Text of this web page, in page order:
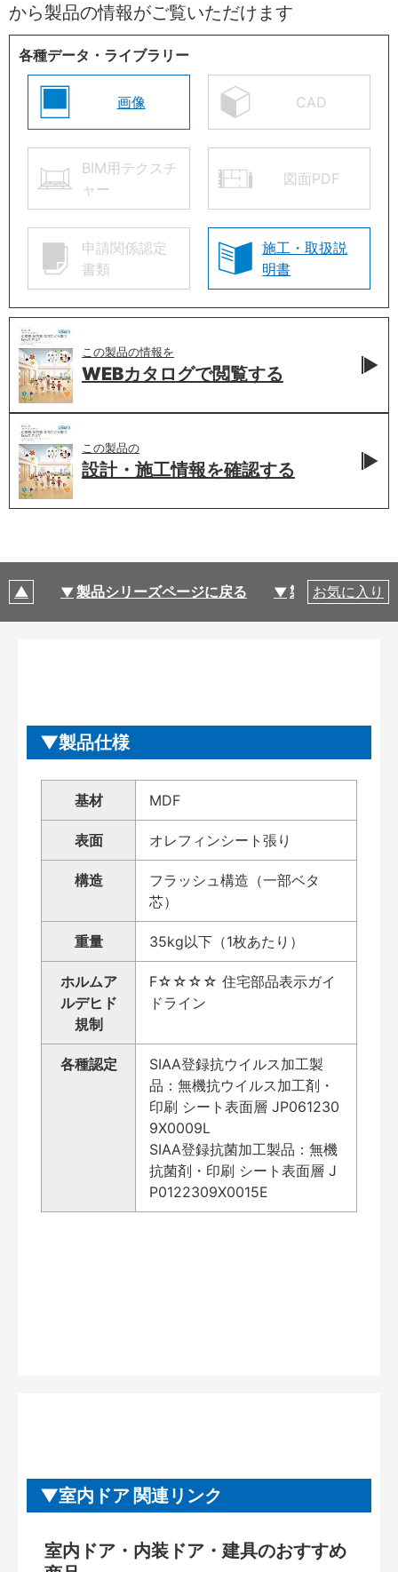
から製品の情報がご覧いただけます
各種データ・ライブラリー
画像 CAD
BIM用テクスチ
ャー
図面PDF
申請関係認定
書類
施工・取扱説
明書
この製品の情報を
WEBカタログで閲覧する
この製品の
設計・施工情報を確認する
製品シリーズページに戻る 製品仕様
お気に入り
製品仕様
基材 MDF
表面 オレフィンシート張り
構造
フラッシュ構造（一部ベタ
芯）
重量 35kg以下（1枚あたり）
ホルムア
ルデヒド
規制
F☆☆☆☆ 住宅部品表示ガイ
ドライン
各種認定
SIAA登録抗ウイルス加工製
品：無機抗ウイルス加工剤・
印刷 シート表面層 JP061230
9X0009L
SIAA登録抗菌加工製品：無機
抗菌剤・印刷 シート表面層 J
P0122309X0015E
室内ドア 関連リンク
室内ドア・内装ドア・建具のおすすめ